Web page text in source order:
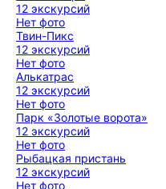
12 экскурсий
Нет фото
Твин-Пикс
12 экскурсий
Нет фото
Алькатрас
12 экскурсий
Нет фото
Парк «Золотые ворота»
12 экскурсий
Нет фото
Рыбацкая пристань
12 экскурсий
Нет фото